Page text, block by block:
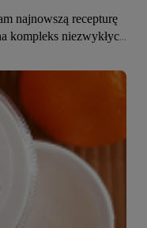
najnowszą recepturę
kompleks niezwykłych
tak, aby w krótkim